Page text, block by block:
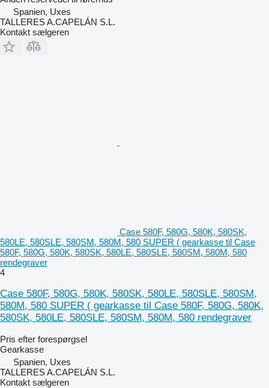
Spanien, Uxes
TALLERES A.CAPELÁN S.L.
Kontakt sælgeren
Case 580F, 580G, 580K, 580SK,
580LE, 580SLE, 580SM, 580M, 580 SUPER ( gearkasse til Case
580F, 580G, 580K, 580SK, 580LE, 580SLE, 580SM, 580M, 580
rendegraver
4
Case 580F, 580G, 580K, 580SK, 580LE, 580SLE, 580SM,
580M, 580 SUPER ( gearkasse til Case 580F, 580G, 580K,
580SK, 580LE, 580SLE, 580SM, 580M, 580 rendegraver
Pris efter forespørgsel
Gearkasse
Spanien, Uxes
TALLERES A.CAPELÁN S.L.
Kontakt sælgeren